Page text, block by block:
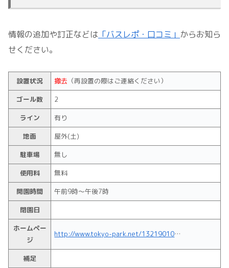
情報の追加や訂正などは 「バスレポ・口コミ」 からお知ら
せください。
設置状況 撤去 （再設置の際はご連絡ください）
ゴール数
2
ライン
有り
地面
屋外(土)
駐車場
無し
使用料
無料
開園時間
午前9時～午後7時
閉園日
ホームペー
ジ
http://www.tokyo-park.net/1321901001.html
補足